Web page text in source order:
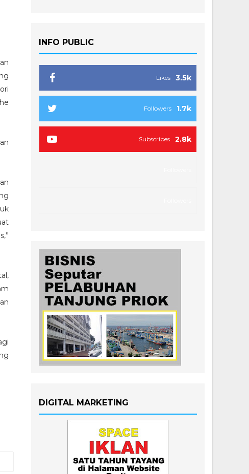
INFO PUBLIC
3.5k
Likes
1.7k
Followers
2.8k
Subscribes
DIGITAL MARKETING